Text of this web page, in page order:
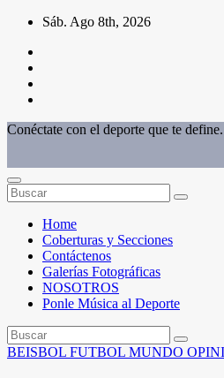
Saltar
contenido
Sáb. Ago 8th, 2026
Conéctate con el deporte que te
Home
Coberturas y Secciones
Contáctenos
Galerías Fotográficas
NOSOTROS
Ponle Música al Deporte
BEISBOL FUTBOL MUNDO